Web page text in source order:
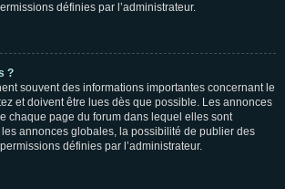
définies par l’administrateur.
?
souvent des informations importantes concernant le
et doivent être lues dès que possible. Les annonces
chaque page du forum dans lequel elles sont
annonces globales, la possibilité de publier des
définies par l’administrateur.